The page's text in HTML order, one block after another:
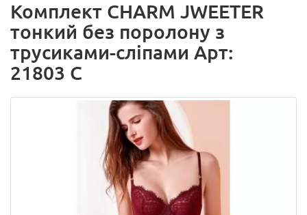
Комплект CHARM JWEETER
тонкий без поролону з
трусиками-сліпами Арт:
21803 C